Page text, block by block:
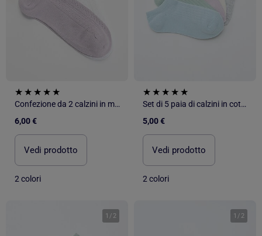
Confezione da 2 calzini in maglia traforata con bordi ondulati
6,00 €
Vedi prodotto
2 colori
Set di 5 paia di calzini in cotone
5,00 €
Vedi prodotto
2 colori
1 / 2 1 / 2